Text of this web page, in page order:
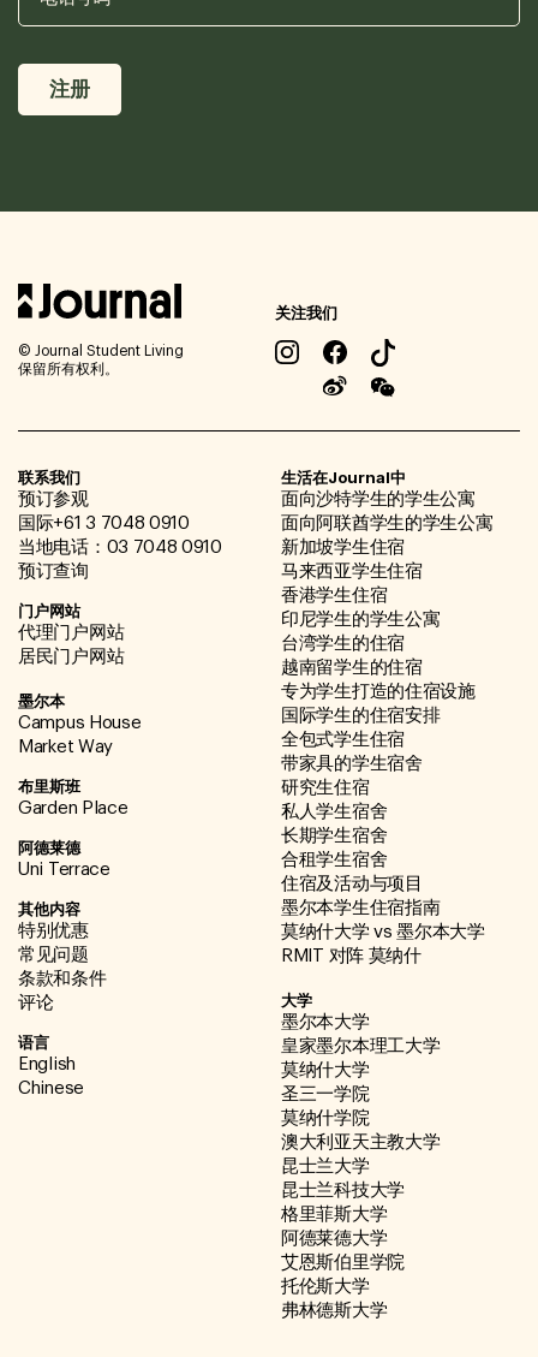
© Journal Student Living
保留所有权利。
关注我们
联系我们
预订参观
国际+61 3 7048 0910
当地电话：03 7048 0910
预订查询
门户网站
代理门户网站
居民门户网站
墨尔本
Campus House
Market Way
布里斯班
Garden Place
阿德莱德
Uni Terrace
其他内容
特别优惠
常见问题
条款和条件
评论
语言
English
Chinese
生活在Journal中
面向沙特学生的学生公寓
面向阿联酋学生的学生公寓
新加坡学生住宿
马来西亚学生住宿
香港学生住宿
印尼学生的学生公寓
台湾学生的住宿
越南留学生的住宿
专为学生打造的住宿设施
国际学生的住宿安排
全包式学生住宿
带家具的学生宿舍
研究生住宿
私人学生宿舍
长期学生宿舍
合租学生宿舍
住宿及活动与项目
墨尔本学生住宿指南
莫纳什大学 vs 墨尔本大学
RMIT 对阵 莫纳什
大学
墨尔本大学
皇家墨尔本理工大学
莫纳什大学
圣三一学院
莫纳什学院
澳大利亚天主教大学
昆士兰大学
昆士兰科技大学
格里菲斯大学
阿德莱德大学
艾恩斯伯里学院
托伦斯大学
弗林德斯大学